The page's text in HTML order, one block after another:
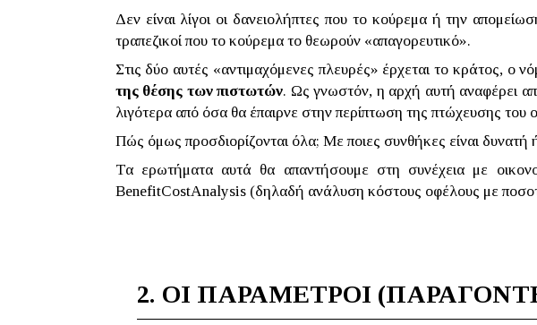
Δεν είναι λίγοι οι δανειολήπτες που το κούρεμα ή την
τραπεζικοί που το κούρεμα το θεωρούν «απαγορευτικό».
Στις δύο αυτές «αντιμαχόμενες πλευρές» έρχεται το κράτος, ο
της θέσης των πιστωτών. Ως γνωστόν, η αρχή αυτή αναφέρει
λιγότερα από όσα θα έπαιρνε στην περίπτωση της πτώχευσης του
Πώς όμως προσδιορίζονται όλα; Με ποιες συνθήκες είναι δυνατή
Τα ερωτήματα αυτά θα απαντήσουμε στη συνέχεια με
BenefitCostAnalysis(δηλαδή ανάλυση κόστους οφέλους με
2. ΟΙ ΠΑΡΑΜΕΤΡΟΙ